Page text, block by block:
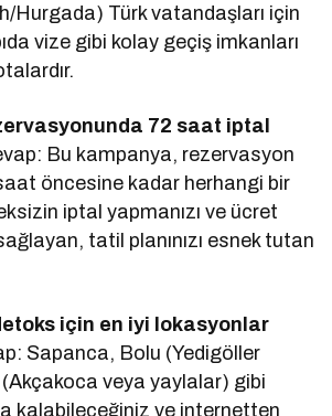
Hurgada) Türk vatandaşları için
vize gibi kolay geçiş imkanları
72 saat iptal
Bu kampanya, rezervasyon
öncesine kadar herhangi bir
iptal yapmanızı ve ücret
tatil planınızı esnek tutan
için en iyi lokasyonlar
Sapanca, Bolu (Yedigöller
veya yaylalar) gibi
kalabileceğiniz ve internetten